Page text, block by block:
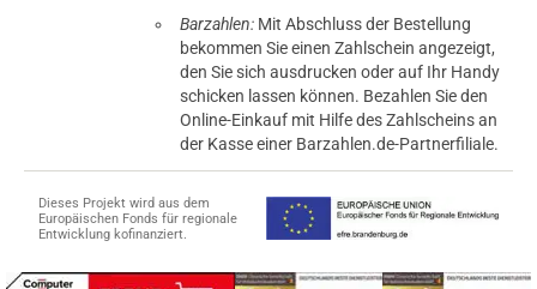
Barzahlen: Mit Abschluss der Bestellung
bekommen Sie einen Zahlschein angezeigt,
den Sie sich ausdrucken oder auf Ihr Handy
schicken lassen können. Bezahlen Sie den
Online-Einkauf mit Hilfe des Zahlscheins an
der Kasse einer Barzahlen.de-Partnerfiliale.
Dieses Projekt wird aus dem
Europäischen Fonds für regionale
Entwicklung kofinanziert.